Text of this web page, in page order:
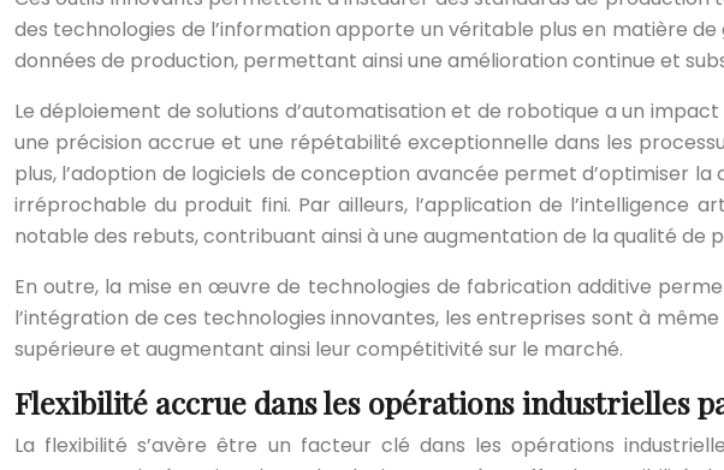
des technologies de l’information apporte un véritable plus en matière
données de production, permettant ainsi une amélioration continue et
Le déploiement de solutions d’automatisation et de robotique a un
une précision accrue et une répétabilité exceptionnelle dans les
plus, l’adoption de logiciels de conception avancée permet d’optimiser
irréprochable du produit fini. Par ailleurs, l’application de
notable des rebuts, contribuant ainsi à une augmentation de la qualité de
En outre, la mise en œuvre de technologies de fabrication additive
l’intégration de ces technologies innovantes, les entreprises sont à
supérieure et augmentant ainsi leur compétitivité sur le marché.
Flexibilité accrue dans les opérations industrielles
La flexibilité s’avère être un facteur clé dans les opérations